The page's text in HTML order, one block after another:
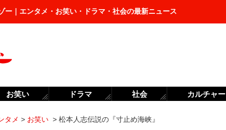
ー｜エンタメ・お笑い・ドラマ・社会の最新ニュース
タメ > お笑い > 松本人志伝説の『寸止め海峡』
お笑い ドラマ 社会 カルチャー